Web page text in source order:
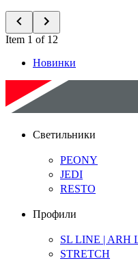
Item 1 of 12
Новинки
Светильники
PEONY
JEDI
RESTO
Профили
SL LINE | ARH
STRETCH